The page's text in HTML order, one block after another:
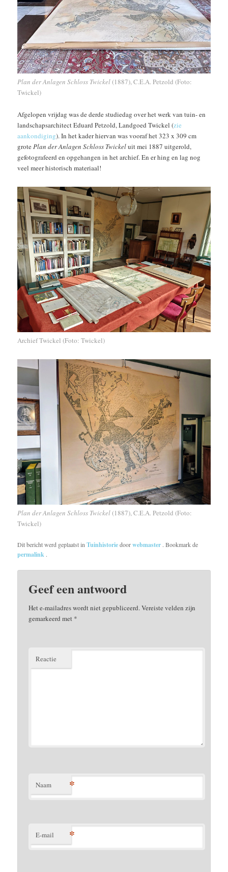
Plan der Anlagen Schloss Twickel(1887), C.E.A. Petzold (Foto:
Twickel)
Afgelopen vrijdag was de derde studiedag over het werk van tuin- en
landschapsarchitect Eduard Petzold, Landgoed Twickel (zie
aankondiging). In het kader hiervan was vooraf het 323 x 309 cm
grote Plan der Anlagen Schloss Twickeluit mei 1887 uitgerold,
gefotografeerd en opgehangen in het archief. En er hing en lag nog
veel meer historisch materiaal!
Archief Twickel (Foto: Twickel)
Plan der Anlagen Schloss Twickel(1887), C.E.A. Petzold (Foto:
Twickel)
Dit bericht werd geplaatst inTuinhistoriedoorwebmaster . Bookmark de
permalink .
Geef een antwoord
Het e-mailadres wordt niet gepubliceerd.Vereiste velden zijn
gemarkeerd met *
Reactie
Naam *
E-mail *